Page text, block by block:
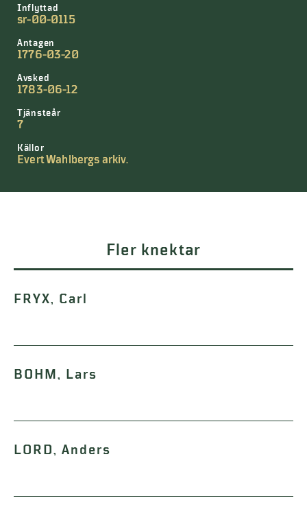
Inflyttad
sr-00-0115
Antagen
1776-03-20
Avsked
1783-06-12
Tjänsteår
7
Källor
Evert Wahlbergs arkiv.
Fler knektar
FRYX, Carl
BOHM, Lars
LORD, Anders